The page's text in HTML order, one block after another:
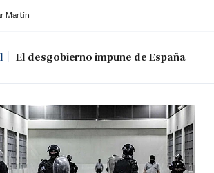
Martín
El desgobierno impune de España